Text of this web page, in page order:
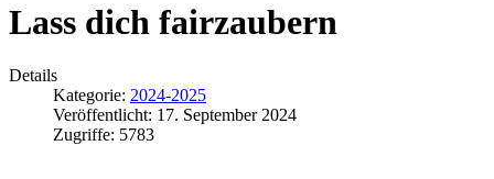
Lass dich fairzaubern
Details
Kategorie: 2024-2025
Veröffentlicht: 17. September 2024
Zugriffe: 5783